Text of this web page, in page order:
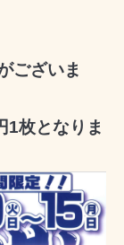
ございま
枚となりま